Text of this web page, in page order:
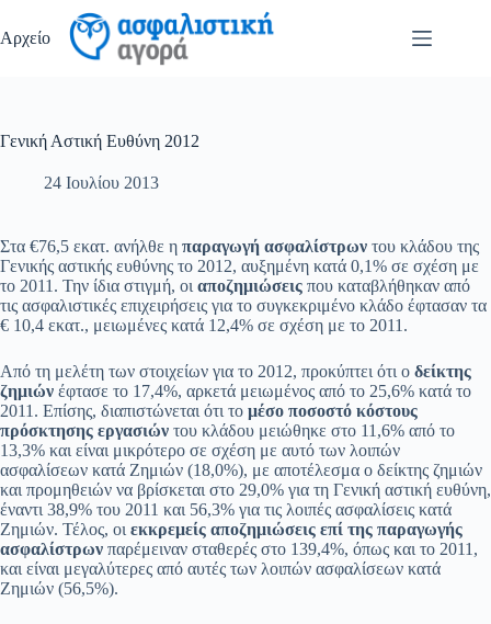
στο
περιεχόμενο
Αρχείο
Γενική Αστική Ευθύνη 2012
24 Ιουλίου 2013
Στα €76,5 εκατ. ανήλθε η παραγωγή ασφαλίστρων του κλάδου της
Γενικής αστικής ευθύνης το 2012, αυξημένη κατά 0,1% σε σχέση με
το 2011. Την ίδια στιγμή, οι αποζημιώσεις που καταβλήθηκαν από
τις ασφαλιστικές επιχειρήσεις για το συγκεκριμένο κλάδο έφτασαν τα
€ 10,4 εκατ., μειωμένες κατά 12,4% σε σχέση με το 2011.
Από τη μελέτη των στοιχείων για το 2012, προκύπτει ότι ο δείκτης
ζημιών έφτασε το 17,4%, αρκετά μειωμένος από το 25,6% κατά το
2011. Επίσης, διαπιστώνεται ότι το μέσο ποσοστό κόστους
πρόσκτησης εργασιών του κλάδου μειώθηκε στο 11,6% από το
13,3% και είναι μικρότερο σε σχέση με αυτό των λοιπών
ασφαλίσεων κατά Ζημιών (18,0%), με αποτέλεσμα ο δείκτης ζημιών
και προμηθειών να βρίσκεται στο 29,0% για τη Γενική αστική ευθύνη,
έναντι 38,9% του 2011 και 56,3% για τις λοιπές ασφαλίσεις κατά
Ζημιών. Τέλος, οι εκκρεμείς αποζημιώσεις επί της παραγωγής
ασφαλίστρων παρέμειναν σταθερές στο 139,4%, όπως και το 2011,
και είναι μεγαλύτερες από αυτές των λοιπών ασφαλίσεων κατά
Ζημιών (56,5%).